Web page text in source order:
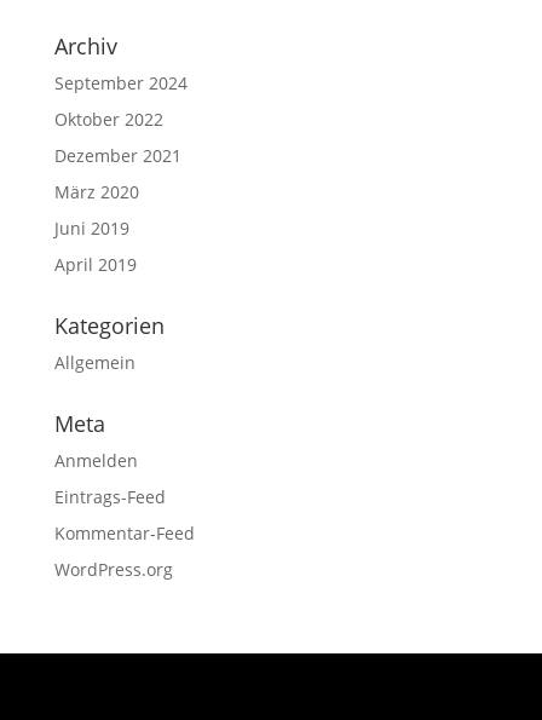
Archiv
September 2024
Oktober 2022
Dezember 2021
März 2020
Juni 2019
April 2019
Kategorien
Allgemein
Meta
Anmelden
Eintrags-Feed
Kommentar-Feed
WordPress.org